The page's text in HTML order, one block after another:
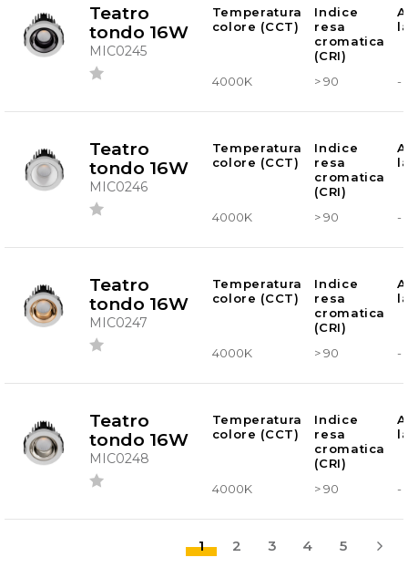
Teatro
tondo 16W
MIC0245
Temperatura
colore (CCT)
Indice
resa
cromatica
(CRI)
4000K > 90 -
Teatro
tondo 16W
MIC0246
Temperatura
colore (CCT)
Indice
resa
cromatica
(CRI)
4000K > 90 -
Teatro
tondo 16W
MIC0247
Temperatura
colore (CCT)
Indice
resa
cromatica
(CRI)
4000K > 90 -
Teatro
tondo 16W
MIC0248
Temperatura
colore (CCT)
Indice
resa
cromatica
(CRI)
4000K > 90 -
1 2 3 4 5